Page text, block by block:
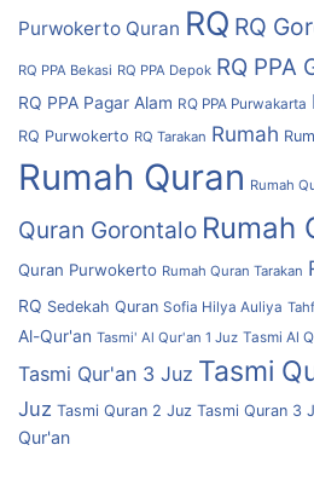
Purwokerto Quran RQ RQ
RQ PPA Bekasi RQ PPA Depok RQ PPA
RQ PPA Pagar Alam RQ PPA Purwakarta
RQ Purwokerto RQ Tarakan Rumah
Rumah Quran Rumah
Quran Gorontalo Rumah
Quran Purwokerto Rumah Quran Tarakan
RQ Sedekah Quran Sofia Hilya Auliya
Al-Qur'an Tasmi' Al Qur'an 1 Juz Tasmi Al
Tasmi Qur'an 3 Juz Tasmi
Juz Tasmi Quran 2 Juz Tasmi Quran 3
Qur'an